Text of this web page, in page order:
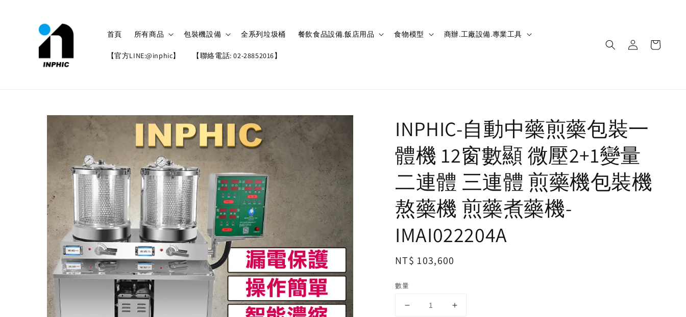
首頁 所有商品 包裝機設備 全系列垃圾桶 餐飲食品設備.飯店用品 食物模型 商辦.工廠設備.專業工具
【官方LINE:@inphic】 【聯絡電話: 02-28852016】
INPHIC-自動中藥煎藥包裝一
體機 12窗數顯 微壓2+1變量
二連體 三連體 煎藥機包裝機
熬藥機 煎藥煮藥機-
IMAI022204A
Regular
NT$ 103,600
數量